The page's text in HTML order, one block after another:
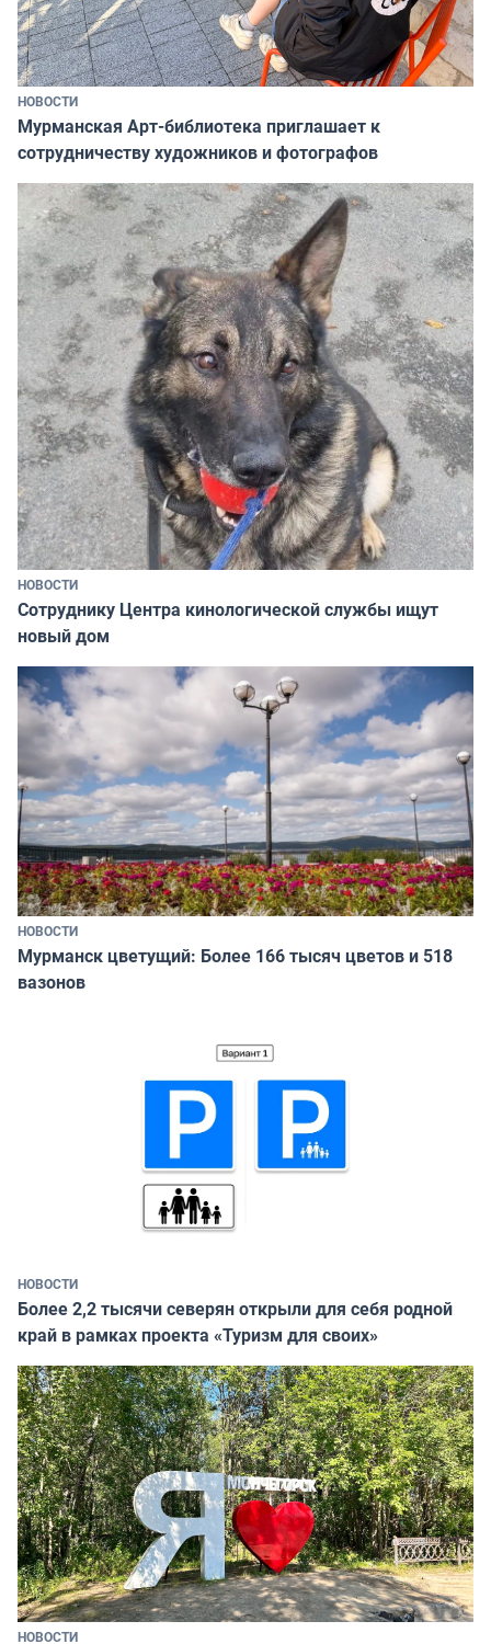
НОВОСТИ
Мурманская Арт-библиотека приглашает к
сотрудничеству художников и фотографов
НОВОСТИ
Сотруднику Центра кинологической службы ищут
новый дом
НОВОСТИ
Мурманск цветущий: Более 166 тысяч цветов и 518
вазонов
НОВОСТИ
Более 2,2 тысячи северян открыли для себя родной
край в рамках проекта «Туризм для своих»
НОВОСТИ